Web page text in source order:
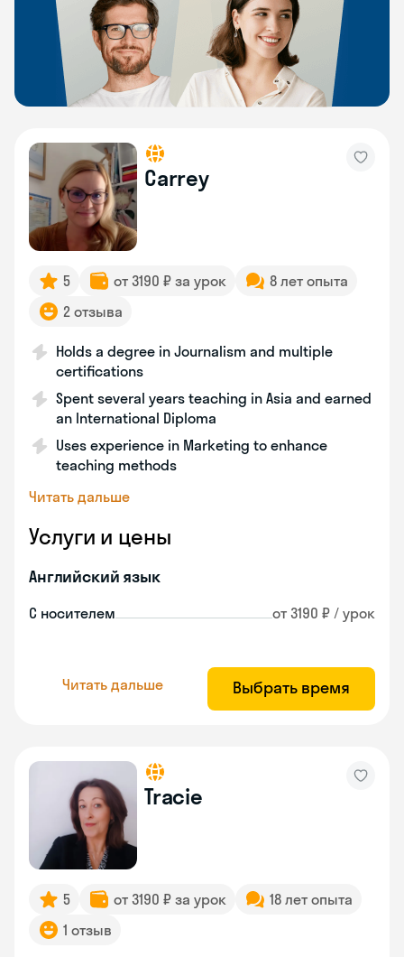
Carrey
5 от 3190 ₽ за урок
8 лет опыта
2 отзыва
Holds a degree in Journalism and multiple
certifications
Spent several years teaching in Asia and earned
an International Diploma
Uses experience in Marketing to enhance
teaching methods
Читать дальше
Услуги и цены
Английский язык
С носителем от 3190 ₽ / урок
Читать дальше Выбрать время
Tracie
5 от 3190 ₽ за урок
18 лет опыта
1 отзыв